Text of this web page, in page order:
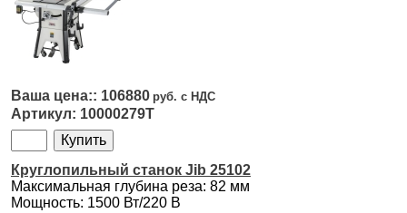
106880
10000279T
Круглопильный станок Jib 25102
Максимальная глубина реза: 82 мм
Мощность: 1500 Вт/220 В